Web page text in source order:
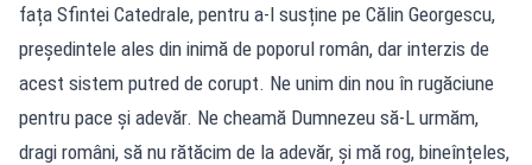
fața Sfintei Catedrale, pentru a-l susține pe Călin Georgescu,
președintele ales din inimă de poporul român, dar interzis de
acest sistem putred de corupt. Ne unim din nou în rugăciune
pentru pace și adevăr. Ne cheamă Dumnezeu să-L urmăm,
dragi români, să nu rătăcim de la adevăr, și mă rog, bineînțeles,